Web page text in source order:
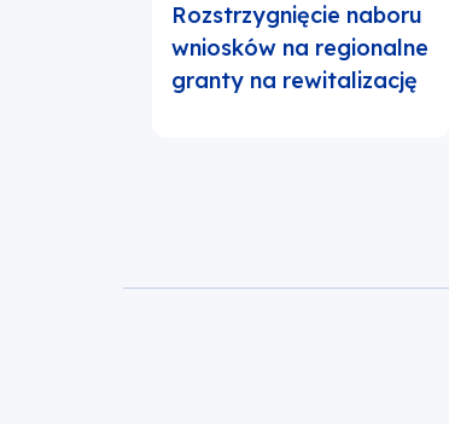
Rozstrzygnięcie naboru
wniosków na regionalne
granty na rewitalizację